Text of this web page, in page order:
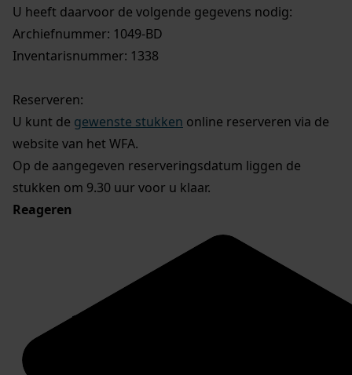
U heeft daarvoor de volgende gegevens nodig:
Archiefnummer: 1049-BD
Inventarisnummer: 1338
Reserveren:
U kunt de gewenste stukken online reserveren via de
website van het WFA.
Op de aangegeven reserveringsdatum liggen de
stukken om 9.30 uur voor u klaar.
Reageren